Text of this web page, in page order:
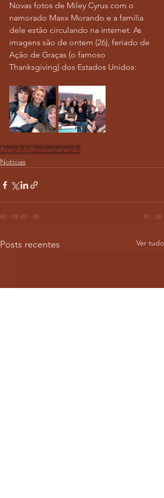
Novas fotos de Miley Cyrus com o
namorado Maxx Morando e a família
dele estão circulando na internet. As
imagens são de ontem (26), feriado de
Ação de Graças (o famoso
Thanksgiving) dos Estados Unidos:
#candids#maxxmorando
Notícias
Posts recentes Ver tudo